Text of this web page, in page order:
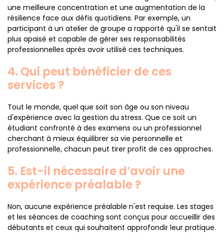
une meilleure concentration et une augmentation de la
résilience face aux défis quotidiens. Par exemple, un
participant à un atelier de groupe a rapporté qu'il se sentait
plus apaisé et capable de gérer ses responsabilités
professionnelles après avoir utilisé ces techniques.
4. Qui peut bénéficier de ces
services ?
Tout le monde, quel que soit son âge ou son niveau
d'expérience avec la gestion du stress. Que ce soit un
étudiant confronté à des examens ou un professionnel
cherchant à mieux équilibrer sa vie personnelle et
professionnelle, chacun peut tirer profit de ces approches.
5. Est-il nécessaire d’avoir une
expérience préalable ?
Non, aucune expérience préalable n'est requise. Les stages
et les séances de coaching sont conçus pour accueillir des
débutants et ceux qui souhaitent approfondir leur pratique.